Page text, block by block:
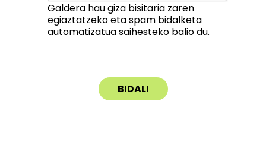
Galdera hau giza bisitaria zaren
egiaztatzeko eta spam bidalketa
automatizatua saihesteko balio du.